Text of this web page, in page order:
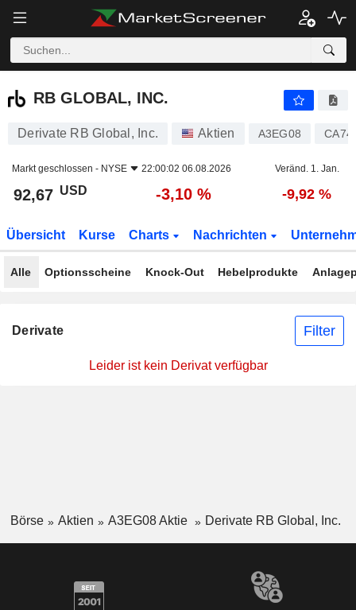
RB GLOBAL, INC.
RB GLOBAL, INC.
Derivate RB Global, Inc. Aktien A3EG08
Markt geschlossen - NYSE 22:00:02 06.08.2026 Veränd. 1. Jan.
92,67 USD -3,10 % -9,92 %
Übersicht Kurse Charts Nachrichten
Alle Optionsscheine Knock-Out Hebelprodukte
Derivate Filter
Leider ist kein Derivat verfügbar
Börse Aktien A3EG08 Aktie Derivate RB Global, Inc.